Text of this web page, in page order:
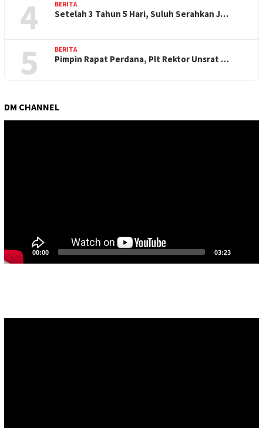
4 BERITA
Setelah 3 Tahun 5 Hari, Suluh Serahkan J…
5 BERITA
Pimpin Rapat Perdana, Plt Rektor Unsrat …
DM CHANNEL
00:00 03:23